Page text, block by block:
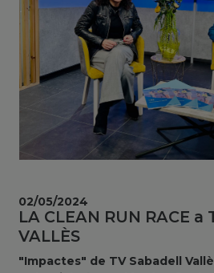
LA CLEAN RUN RACE a
VALLÈS
"Impactes" de TV Sabadell
02/05/2024